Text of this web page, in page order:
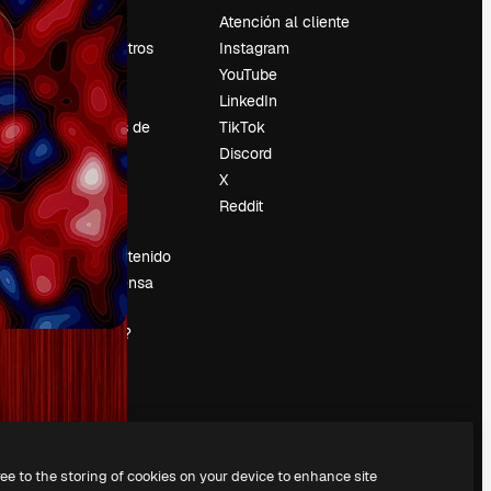
Precios
Sobre nosotros
Reviews
Empleo
Tendencias de
búsqueda
Blog
Eventos
Slidesgo
Vender contenido
Sala de prensa
¿Buscas
magnific.ai?
Atención al cliente
Instagram
YouTube
LinkedIn
TikTok
Discord
X
Reddit
to the storing of cookies on your device to enhance site